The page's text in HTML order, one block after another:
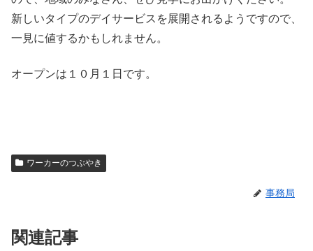
新しいタイプのデイサービスを展開されるようですので、
一見に値するかもしれません。
オープンは１０月１日です。
ワーカーのつぶやき
事務局
関連記事